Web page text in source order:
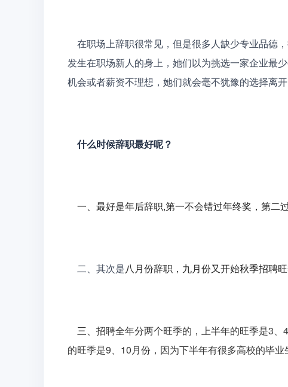
发生在职场新人的身上，她们以为挑选一家企业最
机会或者薪资不理想，她们就会毫不犹豫的选择离开
什么时候辞职最好呢？
一、最好是年后辞职,第一不会错过年终奖，第二
	二、其次是
八月份辞职，九月份又开始秋季招聘旺
三、 招聘全年分两个旺季的，上半年的旺季是3
的旺季是9、10月份，因为下半年有很多高校的毕业